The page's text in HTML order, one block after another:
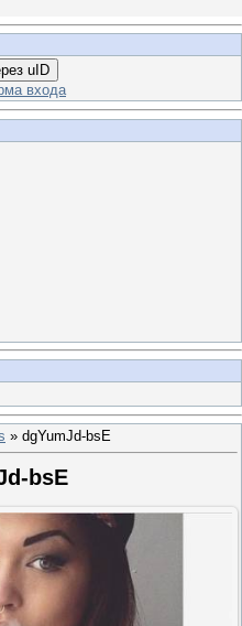
uID
входа
» dgYumJd-bsE
bsE